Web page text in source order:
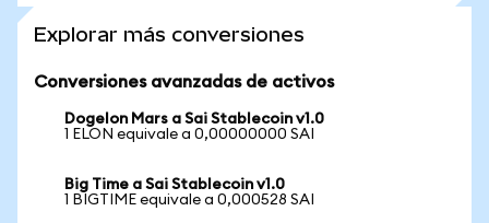
Explorar más conversiones
Conversiones avanzadas de activos
Dogelon Mars a Sai Stablecoin v1.0
1 ELON equivale a 0,00000000 SAI
Big Time a Sai Stablecoin v1.0
1 BIGTIME equivale a 0,000528 SAI